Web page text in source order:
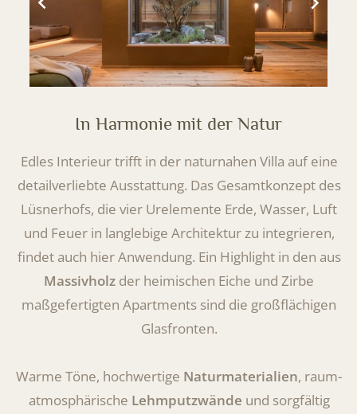
In Harmonie mit der Natur
Edles Interieur trifft in der naturnahen Villa auf eine
detailverliebte Ausstattung. Das Gesamtkonzept des
Lüsnerhofs, die vier Urelemente Erde, Wasser, Luft
und Feuer in langlebige Architektur zu integrieren,
findet auch hier Anwendung. Ein Highlight in den aus
Massivholz der heimischen Eiche und Zirbe
maßgefertigten Apartments sind die großflächigen
Glasfronten.
Warme Töne, hochwertige Naturmaterialien, raum-
atmosphärische Lehmputzwände und sorgfältig